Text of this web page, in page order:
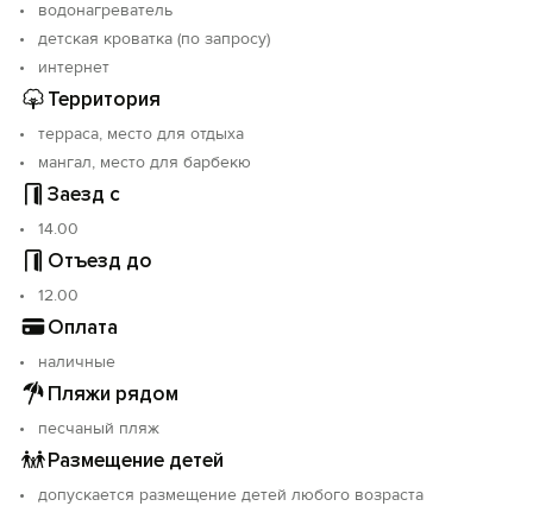
водонагреватель
детская кроватка (по запросу)
интернет
Территория
терраса, место для отдыха
мангал, место для барбекю
Заезд с
14.00
Отъезд до
12.00
Оплата
наличные
Пляжи рядом
песчаный пляж
Размещение детей
допускается размещение детей любого возраста